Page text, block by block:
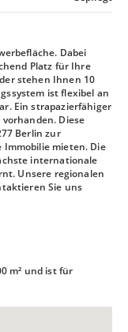
Dabei
Platz für Ihre
stehen Ihnen 10
ist flexibel an
Ein strapazierfähiger
Diese
Berlin zur
Immobilie mieten. Die
internationale
Unsere regionalen
Sie uns
m² und ist für